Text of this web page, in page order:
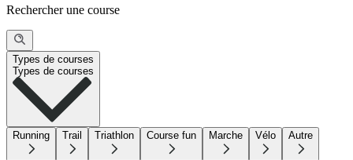
Rechercher une course
Types de courses
Types de courses
Running Trail Triathlon Course fun Marche Vélo Autre